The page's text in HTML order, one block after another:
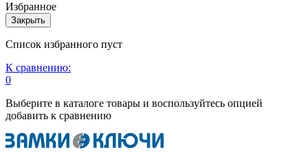
Избранное
Закрыть
Список избранного пуст
К сравнению:
0
Выберите в каталоге товары и воспользуйтесь опцией
добавить к сравнению